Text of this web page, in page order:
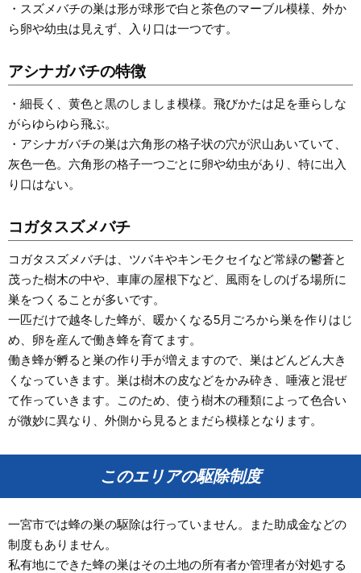
・スズメバチの巣は形が球形で白と茶色のマーブル模様、外か
ら卵や幼虫は見えず、入り口は一つです。
アシナガバチの特徴
・細長く、黄色と黒のしましま模様。飛びかたは足を垂らしな
がらゆらゆら飛ぶ。
・アシナガバチの巣は六角形の格子状の穴が沢山あいていて、
灰色一色。六角形の格子一つごとに卵や幼虫があり、特に出入
り口はない。
コガタスズメバチ
コガタスズメバチは、ツバキやキンモクセイなど常緑の鬱蒼と
茂った樹木の中や、車庫の屋根下など、風雨をしのげる場所に
巣をつくることが多いです。
一匹だけで越冬した蜂が、暖かくなる5月ごろから巣を作りはじ
め、卵を産んで働き蜂を育てます。
働き蜂が孵ると巣の作り手が増えますので、巣はどんどん大き
くなっていきます。巣は樹木の皮などをかみ砕き、唾液と混ぜ
て作っていきます。このため、使う樹木の種類によって色合い
が微妙に異なり、外側から見るとまだら模様となります。
このエリアの駆除制度
一宮市では蜂の巣の駆除は行っていません。また助成金などの
制度もありません。
私有地にできた蜂の巣はその土地の所有者か管理者が対処する